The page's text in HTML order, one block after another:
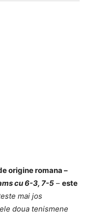
origine romana –
cu 6-3, 7-5 – este
mai jos
doua tenismene